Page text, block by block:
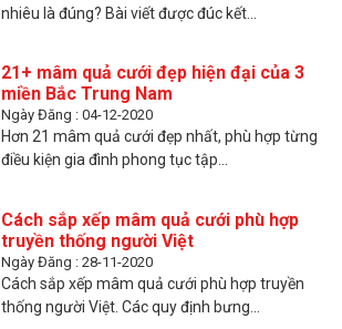
nhiêu là đúng? Bài viết được đúc kết...
21+ mâm quả cưới đẹp hiện đại của 3
miền Bắc Trung Nam
Ngày Đăng : 04-12-2020
Hơn 21 mâm quả cưới đẹp nhất, phù hợp từng
điều kiện gia đình phong tục tập...
Cách sắp xếp mâm quả cưới phù hợp
truyền thống người Việt
Ngày Đăng : 28-11-2020
Cách sắp xếp mâm quả cưới phù hợp truyền
thống người Việt. Các quy định bưng...